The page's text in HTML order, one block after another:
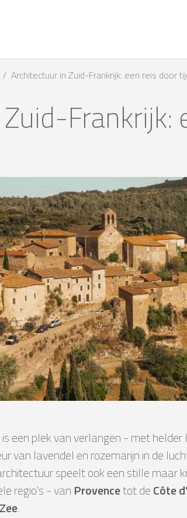
Architectuur in Zuid-Frankrijk: een reis door
Frankrijk:
is een plek van verlangen - met
van lavendel en rozemarijn in de
speelt ook een stille maar
regio's - van Provencetot deCôte
.